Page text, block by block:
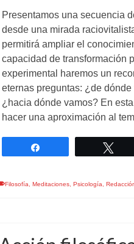
Presentamos una secuencia
desde una mirada
permitirá ampliar el
capacidad de transformación
experimental haremos un
eternas preguntas: ¿de
¿hacia dónde vamos? En
hacer una aproximación al
Filosofía Meditaciones, Psicología